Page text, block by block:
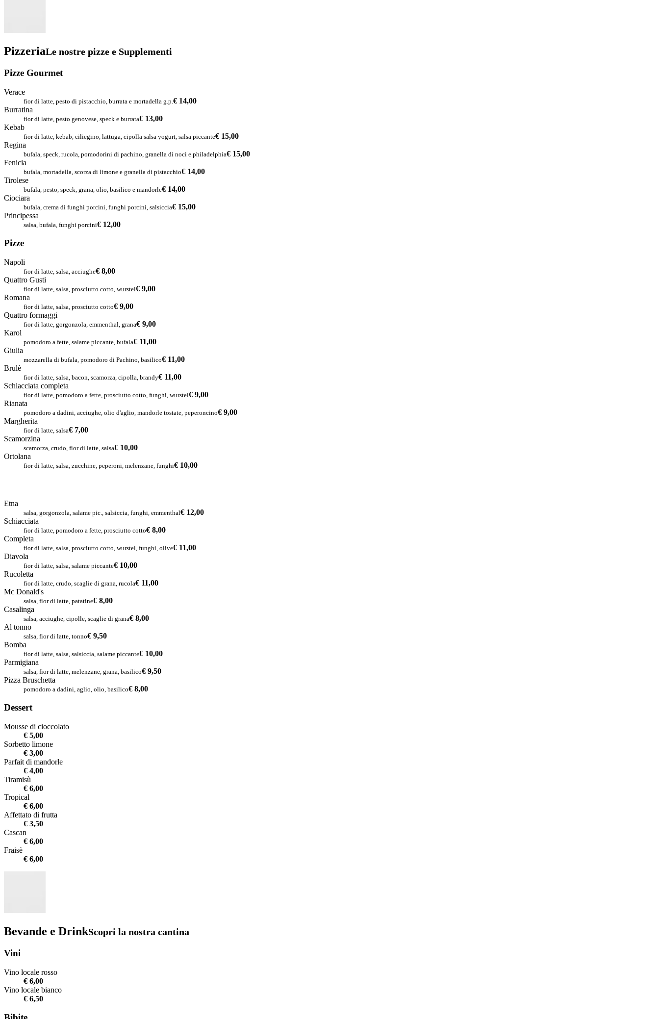
PizzeriaLe nostre pizze e Supplementi
Pizze Gourmet
Verace
fior di latte, pesto di pistacchio, burrata e mortadella g.p. € 14,00
Burratina
fior di latte, pesto genovese, speck e burrata€ 13,00
Kebab
fior di latte, kebab, ciliegino, lattuga, cipolla salsa yogurt, salsa piccante€ 15,00
Regina
bufala, speck, rucola, pomodorini di pachino, granella di noci e philadelphia€ 15,00
Fenicia
bufala, mortadella, scorza di limone e granella di pistacchio€ 14,00
Tirolese
bufala, pesto, speck, grana, olio, basilico e mandorle€ 14,00
Ciociara
bufala, crema di funghi porcini, funghi porcini, salsiccia€ 15,00
Principessa
salsa, bufala, funghi porcini€ 12,00
Pizze
Napoli
fior di latte, salsa, acciughe€ 8,00
Quattro Gusti
fior di latte, salsa, prosciutto cotto, wurstel€ 9,00
Romana
fior di latte, salsa, prosciutto cotto€ 9,00
Quattro formaggi
fior di latte, gorgonzola, emmenthal, grana€ 9,00
Karol
pomodoro a fette, salame piccante, bufala€ 11,00
Giulia
mozzarella di bufala, pomodoro di Pachino, basilico€ 11,00
Brulè
fior di latte, salsa, bacon, scamorza, cipolla, brandy€ 11,00
Schiacciata completa
fior di latte, pomodoro a fette, prosciutto cotto, funghi, wurstel€ 9,00
Rianata
pomodoro a dadini, acciughe, olio d'aglio, mandorle tostate, peperoncino€ 9,00
Margherita
fior di latte, salsa€ 7,00
Scamorzina
scamorza, crudo, fior di latte, salsa€ 10,00
Ortolana
fior di latte, salsa, zucchine, peperoni, melenzane, funghi€ 10,00
Etna
salsa, gorgonzola, salame pic., salsiccia, funghi, emmenthal€ 12,00
Schiacciata
fior di latte, pomodoro a fette, prosciutto cotto€ 8,00
Completa
fior di latte, salsa, prosciutto cotto, wurstel, funghi, olive€ 11,00
Diavola
fior di latte, salsa, salame piccante€ 10,00
Rucoletta
fior di latte, crudo, scaglie di grana, rucola€ 11,00
Mc Donald's
salsa, fior di latte, patatine€ 8,00
Casalinga
salsa, acciughe, cipolle, scaglie di grana€ 8,00
Al tonno
salsa, fior di latte, tonno€ 9,50
Bomba
fior di latte, salsa, salsiccia, salame piccante€ 10,00
Parmigiana
salsa, fior di latte, melenzane, grana, basilico€ 9,50
Pizza Bruschetta
pomodoro a dadini, aglio, olio, basilico€ 8,00
Dessert
Mousse di cioccolato
€ 5,00
Sorbetto limone
€ 3,00
Parfait di mandorle
€ 4,00
Tiramisù
€ 6,00
Tropical
€ 6,00
Affettato di frutta
€ 3,50
Cascan
€ 6,00
Fraisè
€ 6,00
Bevande e DrinkScopri la nostra cantina
Vini
Vino locale rosso
€ 6,00
Vino locale bianco
€ 6,50